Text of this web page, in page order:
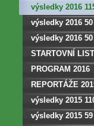
výsledky 2016
výsledky 2016
výsledky 2016
STARTOVNÍ
PROGRAM 2016
REPORTÁŽE
výsledky 2015
výsledky 2015